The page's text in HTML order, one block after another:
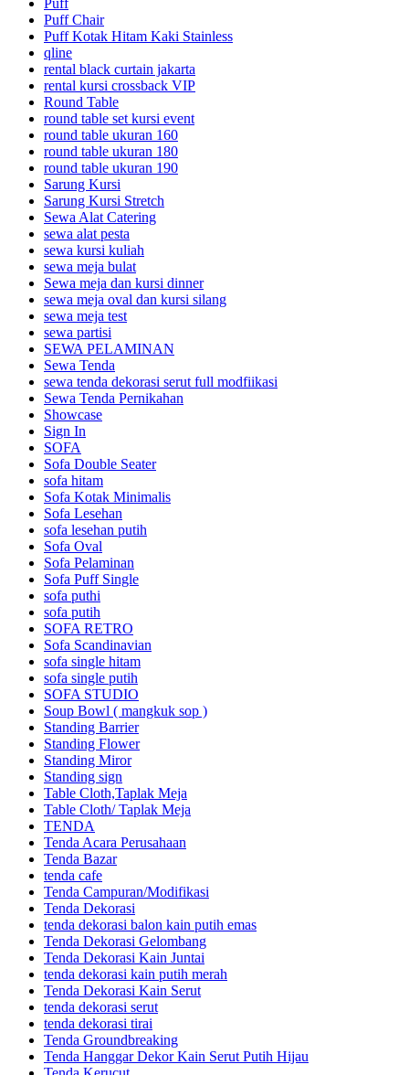
Puff
Puff Chair
Puff Kotak Hitam Kaki Stainless
qline
rental black curtain jakarta
rental kursi crossback VIP
Round Table
round table set kursi event
round table ukuran 160
round table ukuran 180
round table ukuran 190
Sarung Kursi
Sarung Kursi Stretch
Sewa Alat Catering
sewa alat pesta
sewa kursi kuliah
sewa meja bulat
Sewa meja dan kursi dinner
sewa meja oval dan kursi silang
sewa meja test
sewa partisi
SEWA PELAMINAN
Sewa Tenda
sewa tenda dekorasi serut full modfiikasi
Sewa Tenda Pernikahan
Showcase
Sign In
SOFA
Sofa Double Seater
sofa hitam
Sofa Kotak Minimalis
Sofa Lesehan
sofa lesehan putih
Sofa Oval
Sofa Pelaminan
Sofa Puff Single
sofa puthi
sofa putih
SOFA RETRO
Sofa Scandinavian
sofa single hitam
sofa single putih
SOFA STUDIO
Soup Bowl ( mangkuk sop )
Standing Barrier
Standing Flower
Standing Miror
Standing sign
Table Cloth,Taplak Meja
Table Cloth/ Taplak Meja
TENDA
Tenda Acara Perusahaan
Tenda Bazar
tenda cafe
Tenda Campuran/Modifikasi
Tenda Dekorasi
tenda dekorasi balon kain putih emas
Tenda Dekorasi Gelombang
Tenda Dekorasi Kain Juntai
tenda dekorasi kain putih merah
Tenda Dekorasi Kain Serut
tenda dekorasi serut
tenda dekorasi tirai
Tenda Groundbreaking
Tenda Hanggar Dekor Kain Serut Putih Hijau